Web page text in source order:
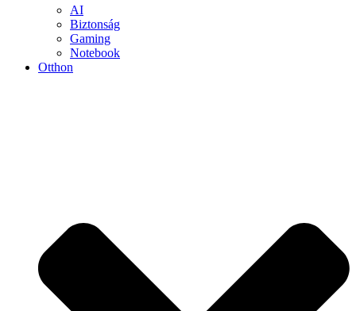
AI
Biztonság
Gaming
Notebook
Otthon